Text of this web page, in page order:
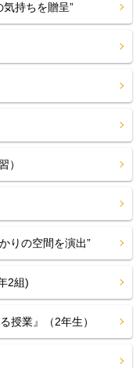
持ちを贈呈”
）
りの空間を演出”
2組)
授業』（2年生）